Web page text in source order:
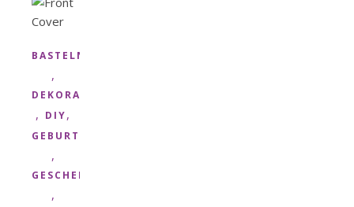
BASTELN
,
DEKORATION
, DIY,
GEBURTSTAG
,
GESCHENK
,